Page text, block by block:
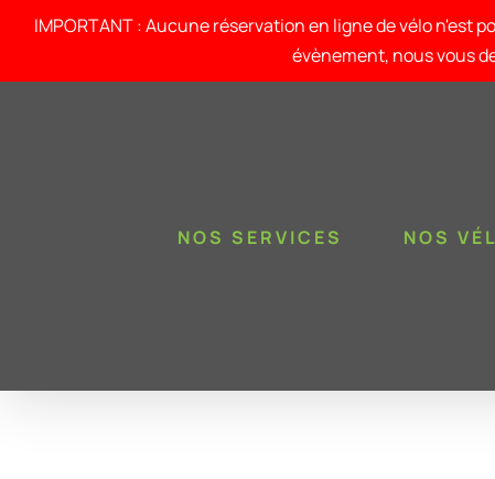
IMPORTANT : Aucune réservation en ligne de vélo
évènement, nous vous
NOS SERVICES NOS